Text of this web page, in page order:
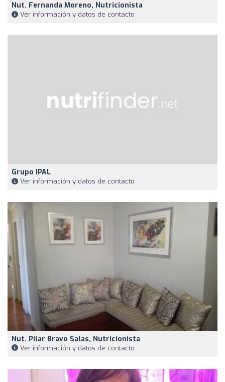
Nut. Fernanda Moreno, Nutricionista
Ver información y datos de contacto
Grupo IPAL
Ver información y datos de contacto
Nut. Pilar Bravo Salas, Nutricionista
Ver información y datos de contacto